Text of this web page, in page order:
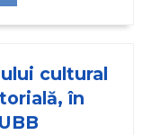
cultural
în